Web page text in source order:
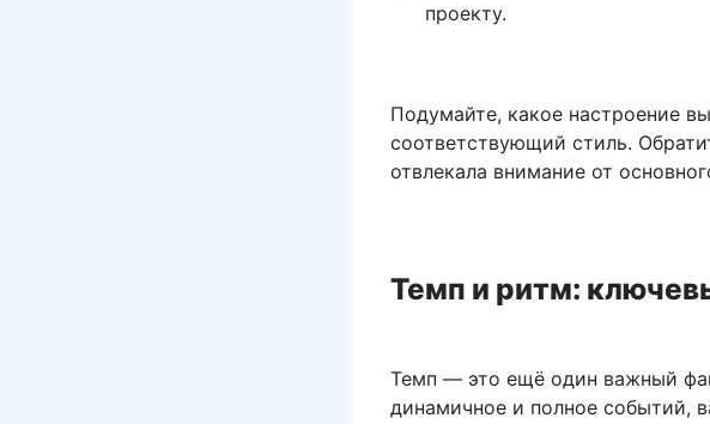
проекту.
Подумайте, какое настроение
соответствующий стиль.
отвлекала внимание от
Темп и ритм:
Темп — это ещё один важный
динамичное и полное событий,